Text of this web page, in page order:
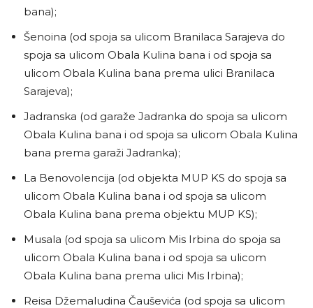
bana);
Šenoina (od spoja sa ulicom Branilaca Sarajeva do
spoja sa ulicom Obala Kulina bana i od spoja sa
ulicom Obala Kulina bana prema ulici Branilaca
Sarajeva);
Jadranska (od garaže Jadranka do spoja sa ulicom
Obala Kulina bana i od spoja sa ulicom Obala Kulina
bana prema garaži Jadranka);
La Benovolencija (od objekta MUP KS do spoja sa
ulicom Obala Kulina bana i od spoja sa ulicom
Obala Kulina bana prema objektu MUP KS);
Musala (od spoja sa ulicom Mis Irbina do spoja sa
ulicom Obala Kulina bana i od spoja sa ulicom
Obala Kulina bana prema ulici Mis Irbina);
Reisa Džemaludina Čauševića (od spoja sa ulicom